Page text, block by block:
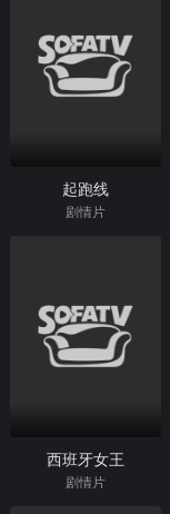
起跑线
剧情片
西班牙女王
剧情片